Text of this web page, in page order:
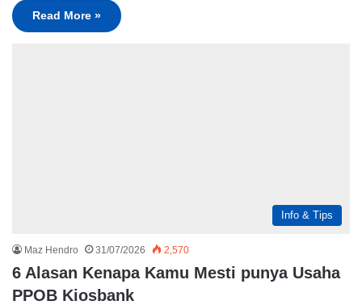
Read More »
Info & Tips
Maz Hendro 31/07/2026 2,570
6 Alasan Kenapa Kamu Mesti punya Usaha
PPOB Kiosbank